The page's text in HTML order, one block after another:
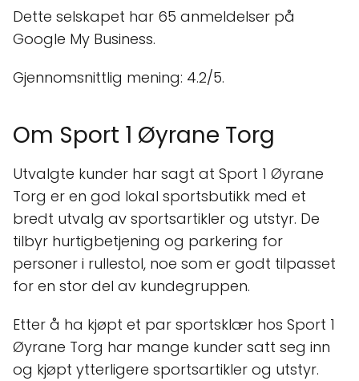
Dette selskapet har 65 anmeldelser på
Google My Business.
Gjennomsnittlig mening: 4.2/5.
Om Sport 1 Øyrane Torg
Utvalgte kunder har sagt at Sport 1 Øyrane
Torg er en god lokal sportsbutikk med et
bredt utvalg av sportsartikler og utstyr. De
tilbyr hurtigbetjening og parkering for
personer i rullestol, noe som er godt tilpasset
for en stor del av kundegruppen.
Etter å ha kjøpt et par sportsklær hos Sport 1
Øyrane Torg har mange kunder satt seg inn
og kjøpt ytterligere sportsartikler og utstyr.